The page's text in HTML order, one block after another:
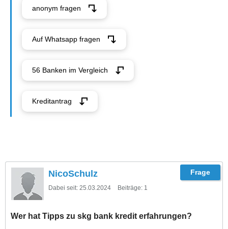
anonym fragen
Auf Whatsapp fragen
56 Banken im Vergleich
Kreditantrag
NicoSchulz
Dabei seit: 25.03.2024 Beiträge: 1
Wer hat Tipps zu skg bank kredit erfahrungen?